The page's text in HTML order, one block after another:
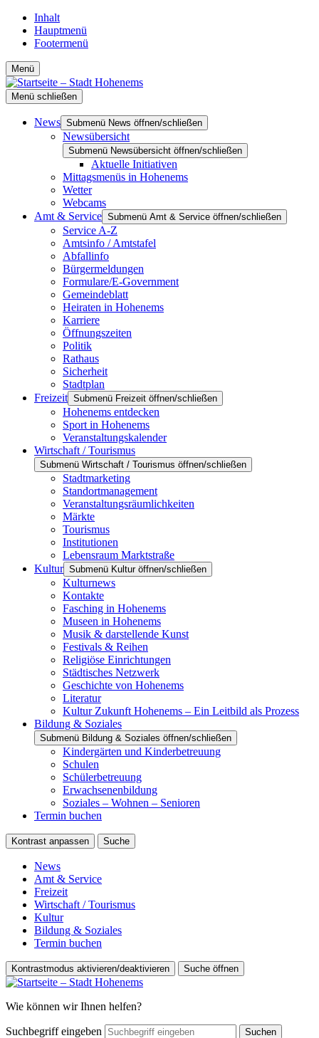
Inhalt
Hauptmenü
Footermenü
Menü
Menü schließen
News Submenü News öffnen/schließen
Newsübersicht
Submenü Newsübersicht öffnen/schließen
Aktuelle Initiativen
Mittagsmenüs in Hohenems
Wetter
Webcams
Amt & Service Submenü Amt & Service öffnen/schließen
Service A-Z
Amtsinfo / Amtstafel
Abfallinfo
Bürgermeldungen
Formulare/E-Government
Gemeindeblatt
Heiraten in Hohenems
Karriere
Öffnungszeiten
Politik
Rathaus
Sicherheit
Stadtplan
Freizeit Submenü Freizeit öffnen/schließen
Hohenems entdecken
Sport in Hohenems
Veranstaltungskalender
Wirtschaft / Tourismus
Submenü Wirtschaft / Tourismus öffnen/schließen
Stadtmarketing
Standortmanagement
Veranstaltungsräumlichkeiten
Märkte
Tourismus
Institutionen
Lebensraum Marktstraße
Kultur Submenü Kultur öffnen/schließen
Kulturnews
Kontakte
Fasching in Hohenems
Museen in Hohenems
Musik & darstellende Kunst
Festivals & Reihen
Religiöse Einrichtungen
Städtisches Netzwerk
Geschichte von Hohenems
Literatur
Kultur Zukunft Hohenems – Ein Leitbild als Prozess
Bildung & Soziales
Submenü Bildung & Soziales öffnen/schließen
Kindergärten und Kinderbetreuung
Schulen
Schülerbetreuung
Erwachsenenbildung
Soziales – Wohnen – Senioren
Termin buchen
Kontrast anpassen Suche
News
Amt & Service
Freizeit
Wirtschaft / Tourismus
Kultur
Bildung & Soziales
Termin buchen
Kontrastmodus aktivieren/deaktivieren Suche öffnen
Wie können wir Ihnen helfen?
Suchbegriff eingeben Suchen